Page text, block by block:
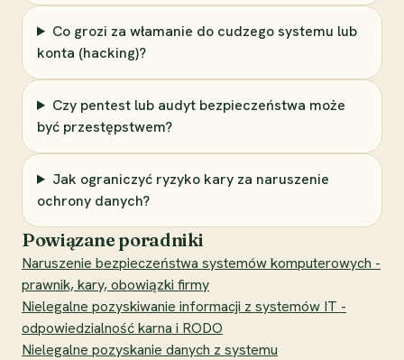
Co grozi za włamanie do cudzego systemu lub
konta (hacking)?
Czy pentest lub audyt bezpieczeństwa może
być przestępstwem?
Jak ograniczyć ryzyko kary za naruszenie
ochrony danych?
Powiązane poradniki
Naruszenie bezpieczeństwa systemów komputerowych -
prawnik, kary, obowiązki firmy
Nielegalne pozyskiwanie informacji z systemów IT -
odpowiedzialność karna i RODO
Nielegalne pozyskanie danych z systemu